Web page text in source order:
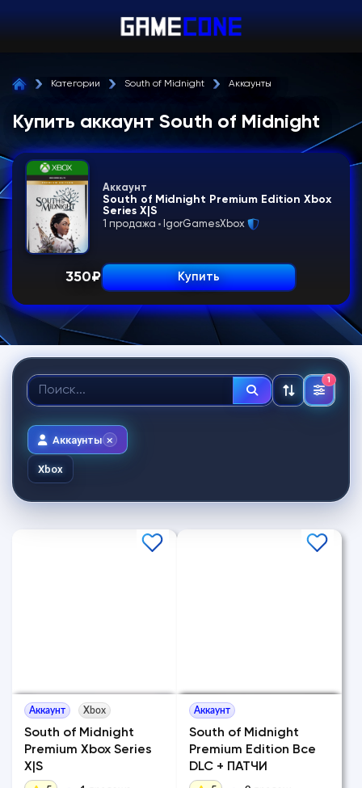
Категории South of Midnight Аккаунты
Купить аккаунт South of Midnight
Аккаунт
South of Midnight Premium Edition Xbox
Series X|S
1 продажа IgorGamesXbox
350₽ Купить
1
Аккаунты
Xbox
Аккаунт Xbox
South of Midnight
Premium Xbox Series
X|S
Аккаунт
South of Midnight
Premium Edition Все
DLC + ПАТЧИ